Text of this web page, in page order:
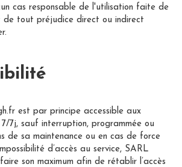
cas responsable de l'utilisation faite de
de tout préjudice direct ou indirect
est par principe accessible aux
7j, sauf interruption, programmée ou
de sa maintenance ou en cas de force
d’accès au service, SARL
son maximum afin de rétablir l’accès